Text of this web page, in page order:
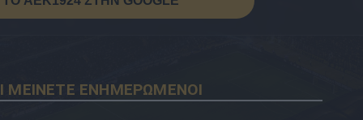
ΜΕΙΝΕΤΕ ΕΝΗΜΕΡΩΜΕΝΟΙ